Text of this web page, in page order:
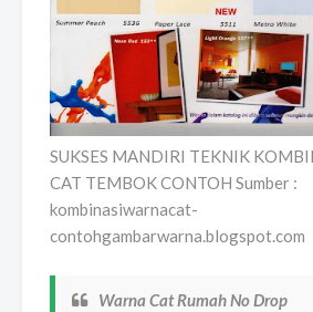
SUKSES MANDIRI TEKNIK
CAT TEMBOK CONTOH Sumber :
kombinasiwarnacat-
contohgambarwarna.blogspot.com
Warna Cat Rumah No Drop